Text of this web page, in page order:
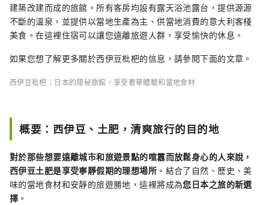
建築改建而成的旅館。所有客房均設有露天浴池露台，提供源源
不斷的溫泉，並提供以當地生產為主、供當地消費的意大利客棧
美食。在這裡住宿可以讓您遠離旅遊人群，享受愉快的休息。
如果您想了解更多關於西伊豆枇杷的信息，請參閱下面的文章。
西伊豆枇杷：日本的隱秘旅館，享受奢華體驗和當地食材
概要：西伊豆、土肥，清爽旅行的目的地
對於那些想要遠離城市和旅遊景點的喧囂而放鬆身心的人來說，
西伊豆土肥是享受寧靜假期的理想場所 。結合了自然、歷史、美
味的當地食材和安靜的旅遊勝地，這裡將成為您日本之旅的新選
擇 。